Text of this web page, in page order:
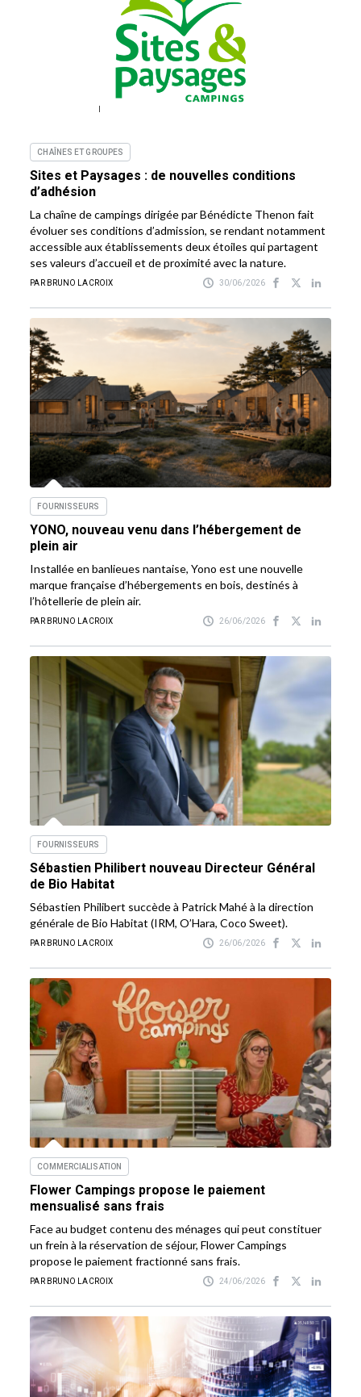
CHAÎNES ET GROUPES
Sites et Paysages : de nouvelles conditions
d’adhésion
La chaîne de campings dirigée par Bénédicte Thenon fait
évoluer ses conditions d’admission, se rendant notamment
accessible aux établissements deux étoiles qui partagent
ses valeurs d’accueil et de proximité avec la nature.
PAR BRUNO LACROIX 30/06/2026
FOURNISSEURS
YONO, nouveau venu dans l’hébergement de
plein air
Installée en banlieues nantaise, Yono est une nouvelle
marque française d’hébergements en bois, destinés à
l’hôtellerie de plein air.
PAR BRUNO LACROIX 26/06/2026
FOURNISSEURS
Sébastien Philibert nouveau Directeur Général
de Bio Habitat
Sébastien Philibert succède à Patrick Mahé à la direction
générale de Bio Habitat (IRM, O’Hara, Coco Sweet).
PAR BRUNO LACROIX 26/06/2026
COMMERCIALISATION
Flower Campings propose le paiement
mensualisé sans frais
Face au budget contenu des ménages qui peut constituer
un frein à la réservation de séjour, Flower Campings
propose le paiement fractionné sans frais.
PAR BRUNO LACROIX 24/06/2026